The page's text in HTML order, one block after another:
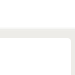
Finns i fler val (2)